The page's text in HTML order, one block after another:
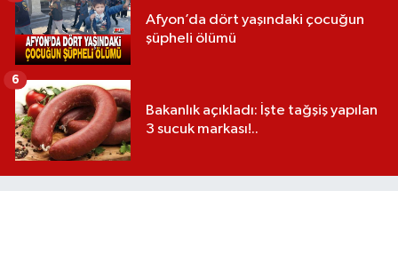
Afyon’da dört yaşındaki çocuğun
şüpheli ölümü
Bakanlık açıkladı: İşte tağşiş yapılan
3 sucuk markası!..
6